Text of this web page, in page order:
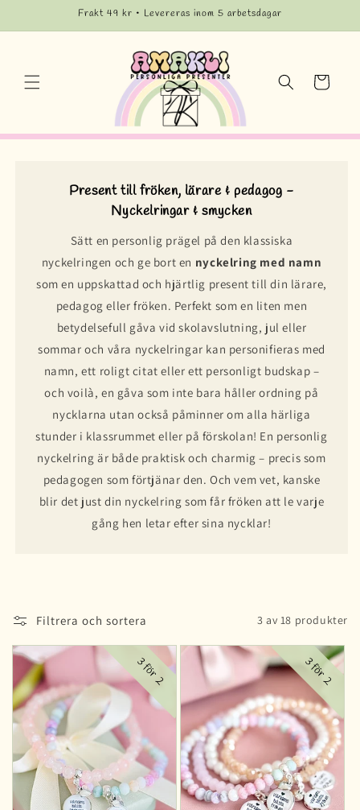
Frakt 49 kr • Levereras inom 5 arbetsdagar
Varukorg
Present till fröken, lärare & pedagog -
Nyckelringar & smycken
Sätt en personlig prägel på den klassiska
nyckelringen och ge bort en nyckelring med namn
som en uppskattad och hjärtlig present till din lärare,
pedagog eller fröken. Perfekt som en liten men
betydelsefull gåva vid skolavslutning, jul eller
sommar och våra nyckelringar kan personifieras med
namn, ett roligt citat eller ett personligt budskap –
och voilà, en gåva som inte bara håller ordning på
nycklarna utan också påminner om alla härliga
stunder i klassrummet eller på förskolan! En personlig
nyckelring är både praktisk och charmig – precis som
pedagogen som förtjänar den. Och vem vet, kanske
blir det just din nyckelring som får fröken att le varje
gång hen letar efter sina nycklar!
Filtrera och sortera 3 av 18 produkter
3 för 2 3 för 2